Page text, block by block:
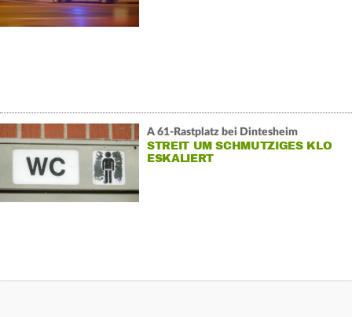
A 61-Rastplatz bei Dintesheim
STREIT UM SCHMUTZIGES KLO
ESKALIERT